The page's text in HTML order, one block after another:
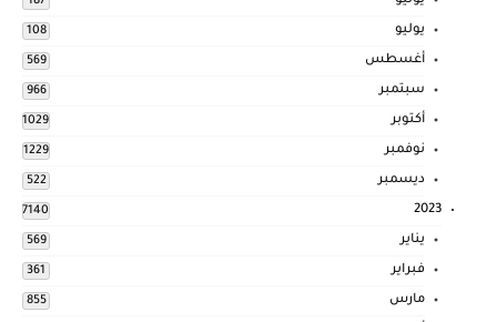
يوليو 108
أغسطس 569
سبتمبر 966
أكتوبر 1029
نوفمبر 1229
ديسمبر 522
2023
7140
يناير 569
فبراير 361
مارس 855